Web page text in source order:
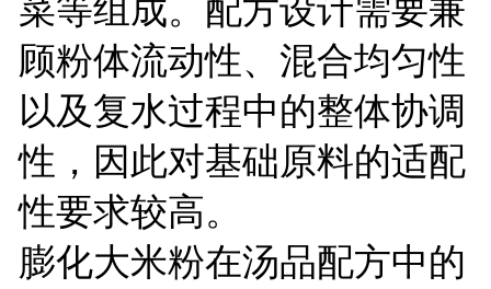
菜等组成。配方设计需要兼
顾粉体流动性、混合均匀性
以及复水过程中的整体协调
性，因此对基础原料的适配
性要求较高。
膨化大米粉在汤品配方中的